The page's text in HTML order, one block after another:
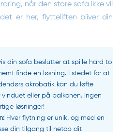
når den store sofa ikke vil
er her, flytteliften bliver din
din sofa beslutter at spille hard to
finde en løsning. I stedet for at
akrobatik kan du løfte
eller på balkonen. Ingen
løsninger!
Hver flytning er unik, og med en
din tilgang til netop dit